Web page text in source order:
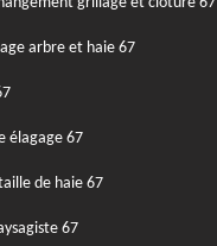
arbre et haie 67
élagage 67
de haie 67
67